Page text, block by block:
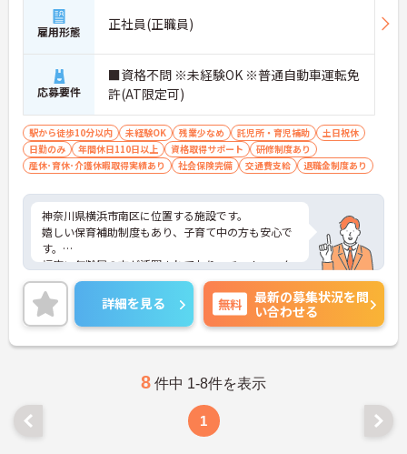
雇用形態 正社員(正職員)
応募要件
■資格不問 ※未経験OK ※普通自動車運転免
許(AT限定可)
駅から徒歩10分以内 未経験OK 残業少なめ 託児所・育児補助
土日祝休
日勤のみ
年間休日110日以上 資格取得サポート
研修制度あり
産休･育休･介護休暇取得実績あり
社会保険完備 交通費支給 退職金制度あり
神奈川県横浜市南区に位置する施設です。
嬉しい保育補助制度もあり、子育て中の方も安心で
す。
幅広い年齢層の方が活躍されており、チームワーク
も抜群です。
ご興味ある方には、面接のポイントなど、さらに詳
細をお話致しますのでお気軽にご相談ください。
詳細を見る 無料
最新の募集状況を問
い合わせる
8 件中 1-8件を表示
1